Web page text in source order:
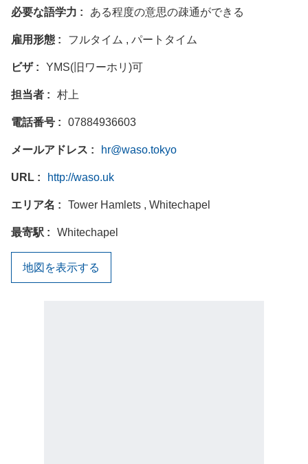
必要な語学力 ある程度の意思の疎通ができる
雇用形態 フルタイム , パートタイム
ビザ YMS(旧ワーホリ)可
担当者 村上
電話番号 07884936603
メールアドレス hr@waso.tokyo
URL http://waso.uk
エリア名 Tower Hamlets , Whitechapel
最寄駅 Whitechapel
地図を表示する